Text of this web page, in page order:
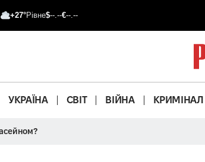
+27°Рівне$--.--€--.--
УКРАЇНА СВІТ ВІЙНА КРИМІНАЛ
до картонки